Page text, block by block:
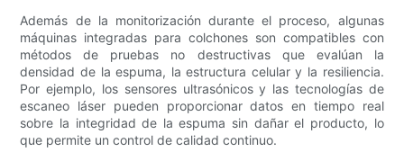
Además de la monitorización durante el proceso, algunas
máquinas integradas para colchones son compatibles con
métodos de pruebas no destructivas que evalúan la
densidad de la espuma, la estructura celular y la resiliencia.
Por ejemplo, los sensores ultrasónicos y las tecnologías de
escaneo láser pueden proporcionar datos en tiempo real
sobre la integridad de la espuma sin dañar el producto, lo
que permite un control de calidad continuo.